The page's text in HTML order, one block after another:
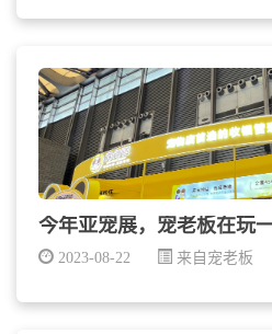
今年亚宠展，宠老板在玩
2023-08-22 来自宠老板